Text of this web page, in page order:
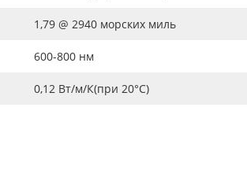
1,79 @ 2940 морских миль
600-800 нм
0,12 Вт/м/К(при 20°C)